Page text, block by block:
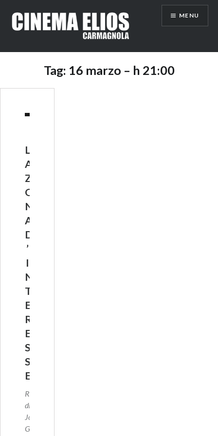
contenuto
MENU
Tag: 16 marzo – h 21:00
L
A
Z
O
N
A
D
’
I
N
T
E
R
E
S
S
E
Regia
di
Jonathan
Glaze